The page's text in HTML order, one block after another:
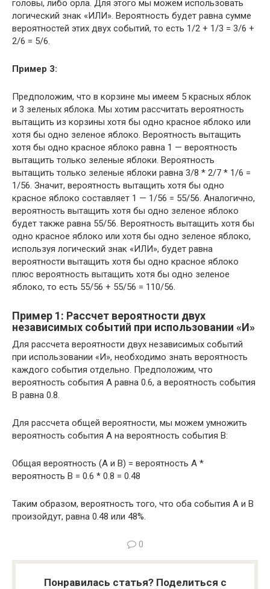
головы, либо орла. Для этого мы можем использовать
логический знак «ИЛИ». Вероятность будет равна сумме
вероятностей этих двух событий, то есть 1/2 + 1/3 = 3/6 +
2/6 = 5/6.
Пример 3:
Предположим, что в корзине мы имеем 5 красных яблок
и 3 зеленых яблока. Мы хотим рассчитать вероятность
вытащить из корзины хотя бы одно красное яблоко или
хотя бы одно зеленое яблоко. Вероятность вытащить
хотя бы одно красное яблоко равна 1 — вероятность
вытащить только зеленые яблоки. Вероятность
вытащить только зеленые яблоки равна 3/8 * 2/7 * 1/6 =
1/56. Значит, вероятность вытащить хотя бы одно
красное яблоко составляет 1 — 1/56 = 55/56. Аналогично,
вероятность вытащить хотя бы одно зеленое яблоко
будет также равна 55/56. Вероятность вытащить хотя бы
одно красное яблоко или хотя бы одно зеленое яблоко,
используя логический знак «ИЛИ», будет равна
вероятности вытащить хотя бы одно красное яблоко
плюс вероятность вытащить хотя бы одно зеленое
яблоко, то есть 55/56 + 55/56 = 110/56.
Пример 1: Рассчет вероятности двух
независимых событий при использовании «И»
Для рассчета вероятности двух независимых событий
при использовании «И», необходимо знать вероятность
каждого события отдельно. Предположим, что
вероятность события A равна 0.6, а вероятность события
B равна 0.8.
Для рассчета общей вероятности, мы можем умножить
вероятность события A на вероятность события B:
Общая вероятность (A и B) = вероятность A *
вероятность B = 0.6 * 0.8 = 0.48
Таким образом, вероятность того, что оба события A и B
произойдут, равна 0.48 или 48%.
0
Понравилась статья? Поделиться с